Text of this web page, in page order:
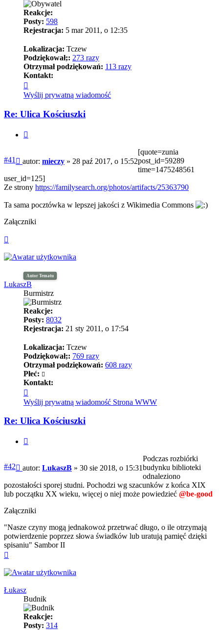
Reakcje:
Posty: 598
Rejestracja: 5 mar 2011, o 12:35
Lokalizacja: Tczew
Podziękował;: 273 razy
Otrzymał podziękowań: 113 razy
Kontakt:
się
z
mieczy
Wyślij prywatną wiadomość
Re: Ulica Kościuszki
#41 Post
autor: mieczy » 28 paź 2017, o 15:52
[quote=zunia
post_id=59289
time=1475248561
user_id=125]
Ze strony https://familysearch.org/photos/artifacts/25363790
Ta sama pocztówka w lepszej jakości z Wikimedia Commons
Załączniki
Autor Tematu
LukaszB
Burmistrz
Reakcje:
Posty: 8032
Rejestracja: 21 sty 2011, o 17:54
Lokalizacja: Tczew
Podziękował;: 769 razy
Otrzymał podziękowań: 608 razy
Płeć:
Kontakt:
się
z
LukaszB
Wyślij prywatną wiadomość Strona WWW
Re: Ulica Kościuszki
#42 Post
autor: LukaszB » 30 sie 2018, o 15:31
Podczas rozbiórki
budynku biblioteki
odnaleziono
pozostałości sporej studni. Pochodzi wg szacunków z końca XIX
lub początku XX wieku, więcej o niej może powiedzieć @be-good
Załączniki
"Nasze czyny mogą jednakowoż przetrwać długo, o ile otrzymają
potwierdzenie poprzez słowa świadków lub uratują pamięć dzięki
spisaniu" Sambor II
Łukasz
Budnik
Reakcje:
Posty: 314